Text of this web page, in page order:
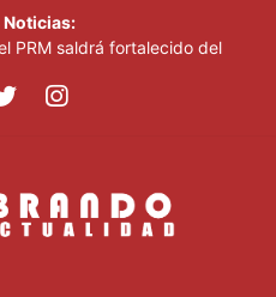
Noticias:
PRM saldrá fortalecido del
con saneamiento de las
el oro, ocho años después
de hasta 35 °C este